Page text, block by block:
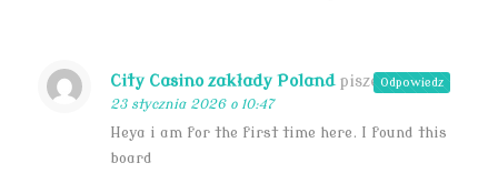
City Casino zakłady Poland pisze:
23 stycznia 2026 o 10:47
Heya i am for the first time here. I found this
board
Odpowiedz